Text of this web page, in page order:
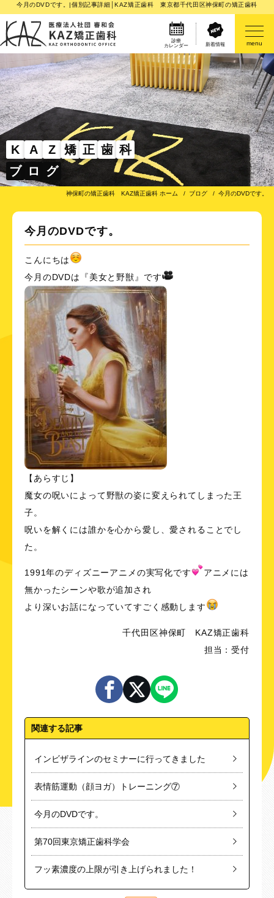
今月のDVDです。|個別記事詳細│KAZ矯正歯科 東京都千代田区神保町の矯正歯科
診療
カレンダー
新着情報 menu
K A Z 矯 正 歯 科
ブ ロ グ
神保町の矯正歯科 KAZ矯正歯科 ホーム ブログ 今月のDVDです。
今月のDVDです。
こんにちは
今月のDVDは『美女と野獣』です
【あらすじ】
魔女の呪いによって野獣の姿に変えられてしまった王
子。
呪いを解くには誰かを心から愛し、愛されることでし
た。
1991年のディズニーアニメの実写化です
アニメには
無かったシーンや歌が追加され
より深いお話になっていてすごく感動します
千代田区神保町 KAZ矯正歯科
担当：受付
関連する記事
インビザラインのセミナーに行ってきました
表情筋運動（顔ヨガ）トレーニング⑦
今月のDVDです。
第70回東京矯正歯科学会
フッ素濃度の上限が引き上げられました！
医院案内
矯正歯科治療のご案内
矯正装置のご紹介
その他